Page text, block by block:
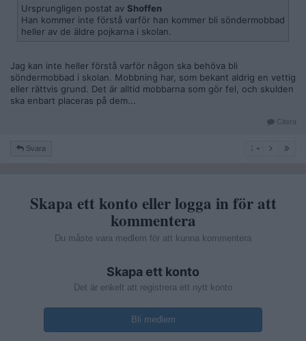
Ursprungligen postat av Shoffen
Han kommer inte förstå varför han kommer bli söndermobbad
heller av de äldre pojkarna i skolan.
Jag kan inte heller förstå varför någon ska behöva bli
söndermobbad i skolan. Mobbning har, som bekant aldrig en vettig
eller rättvis grund. Det är alltid mobbarna som gör fel, och skulden
ska enbart placeras på dem...
Citera
Svara
Skapa ett konto eller logga in för att
kommentera
Du måste vara medlem för att kunna kommentera
Skapa ett konto
Det är enkelt att registrera ett nytt konto
Bli medlem